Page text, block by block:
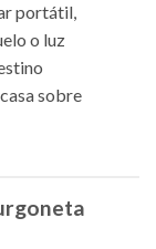
portátil,
o luz
sobre